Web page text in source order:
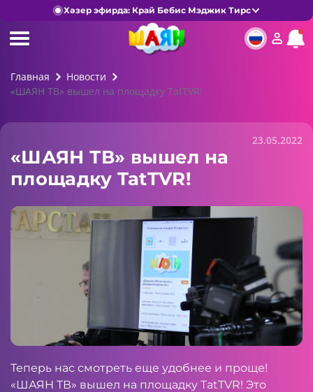
Хәзер эфирда: Край Бебис Мэджик Тирс
Главная
Новости
«ШАЯН ТВ» вышел на площадку TatTVR!
23.05.2022
«ШАЯН ТВ» вышел на
площадку TatTVR!
Теперь нас смотреть еще удобнее и проще!
«ШАЯН ТВ» вышел на площадку TatTVR! Это